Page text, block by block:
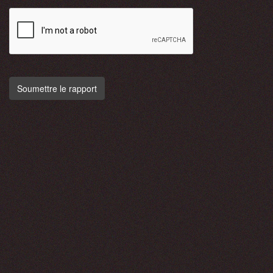
Soumettre le rapport